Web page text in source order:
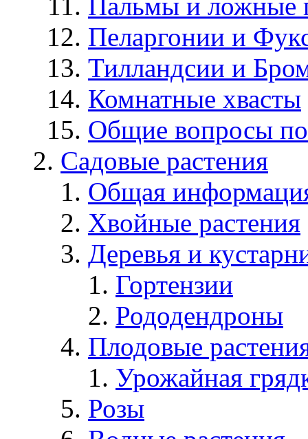
Пеларгонии и
Тилландсии и
Комнатные хвасты
Общие вопросы
Садовые растения
Общая
Хвойные растения
Деревья и
Гортензии
Рододендроны
Плодовые
Урожайная
Розы